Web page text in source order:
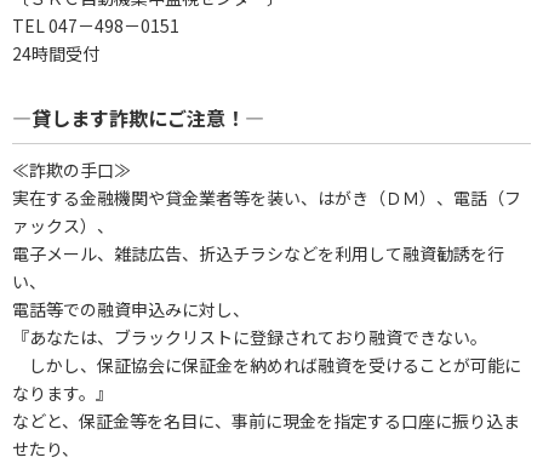
TEL 047－498－0151
24時間受付
―貸します詐欺にご注意！―
≪詐欺の手口≫
実在する金融機関や貸金業者等を装い、はがき（ＤＭ）、電話（フ
ァックス）、
電子メール、雑誌広告、折込チラシなどを利用して融資勧誘を行
い、
電話等での融資申込みに対し、
『あなたは、ブラックリストに登録されており融資できない。
しかし、保証協会に保証金を納めれば融資を受けることが可能に
なります。』
などと、保証金等を名目に、事前に現金を指定する口座に振り込ま
せたり、